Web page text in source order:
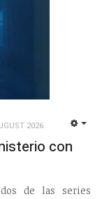
2026
con
de las series